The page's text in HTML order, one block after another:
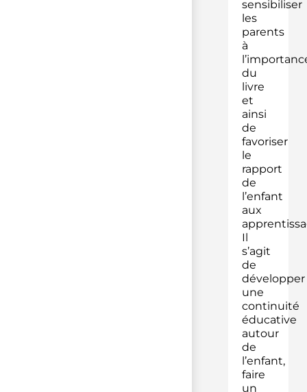
sensibiliser
les
parents
à
du
livre
et
ainsi
de
favoriser
le
rapport
de
l’enfant
aux
Il
s’agit
de
développer
une
continuité
éducative
autour
de
l’enfant,
faire
un